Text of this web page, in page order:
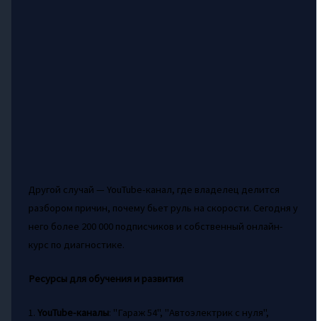
Другой случай — YouTube-канал, где владелец делится
разбором причин, почему бьет руль на скорости. Сегодня у
него более 200 000 подписчиков и собственный онлайн-
курс по диагностике.
Ресурсы для обучения и развития
1. YouTube-каналы: "Гараж 54", "Автоэлектрик с нуля",